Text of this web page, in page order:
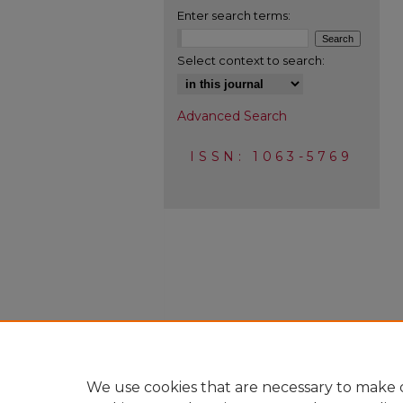
Enter search terms:
Select context to search:
Advanced Search
ISSN: 1063-5769
We use cookies that are necessary to make